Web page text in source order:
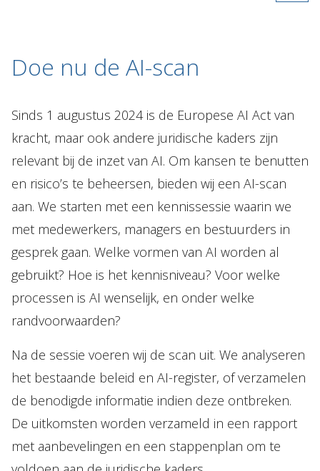
Doe nu de AI-scan
Sinds 1 augustus 2024 is de Europese AI Act van
kracht, maar ook andere juridische kaders zijn
relevant bij de inzet van AI. Om kansen te benutten
en risico’s te beheersen, bieden wij een AI-scan
aan. We starten met een kennissessie waarin we
met medewerkers, managers en bestuurders in
gesprek gaan. Welke vormen van AI worden al
gebruikt? Hoe is het kennisniveau? Voor welke
processen is AI wenselijk, en onder welke
randvoorwaarden?
Na de sessie voeren wij de scan uit. We analyseren
het bestaande beleid en AI-register, of verzamelen
de benodigde informatie indien deze ontbreken.
De uitkomsten worden verzameld in een rapport
met aanbevelingen en een stappenplan om te